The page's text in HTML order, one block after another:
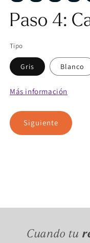
modal
Paso 4:
Tipo
Gris Blanco
Más información
Siguiente
Cuando tu